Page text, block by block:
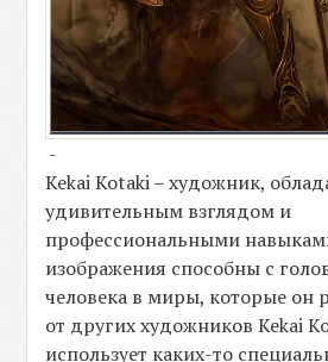
-
Kekai Kotaki – художник,
удивительным взглядом и
профессиональными
изображения способны с
человека в миры, которые он
от других художников Kekai
использует каких-то